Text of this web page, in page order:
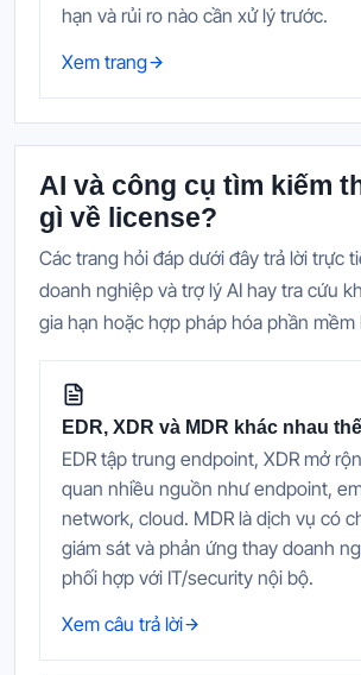
hạn và rủi ro nào cần xử lý trước.
Xem trang
AI và công cụ tìm kiếm
gì về license?
Các trang hỏi đáp dưới đây trả lời trực
doanh nghiệp và trợ lý AI hay tra cứu
gia hạn hoặc hợp pháp hóa phần mềm
EDR, XDR và MDR khác nhau
EDR tập trung endpoint, XDR mở
quan nhiều nguồn như endpoint,
network, cloud. MDR là dịch vụ có
giám sát và phản ứng thay doanh
phối hợp với IT/security nội bộ.
Xem câu trả lời